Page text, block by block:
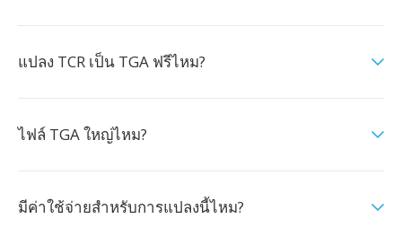
แปลง TCR เป็น TGA ฟรีไหม?
ไฟล์ TGA ใหญ่ไหม?
มีค่าใช้จ่ายสำหรับการแปลงนี้ไหม?